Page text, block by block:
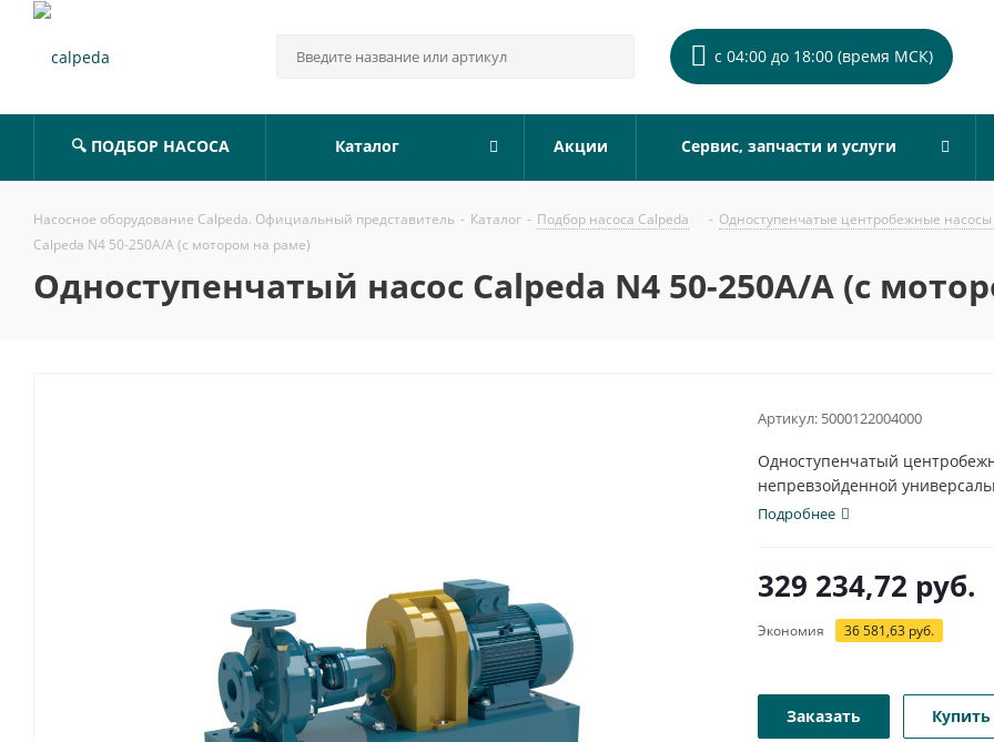
с 04:00 до 18:00 (время МСК)
🔍 ПОДБОР НАСОСА Каталог Акции Сервис, запчасти и услуги
Насосное оборудование Calpeda. Официальный представитель - Каталог - Подбор насоса Calpeda - Одноступенчатые центробежные
Calpeda N4 50-250A/A (с мотором на раме)
Одноступенчатый насос Calpeda N4 50-250A/A (с
Артикул: 5000122004000
Одноступенчатый
непревзойденной
популярна в различных...
Подробнее
329 234,72 руб.
Экономия 36 581,63 руб.
Заказать